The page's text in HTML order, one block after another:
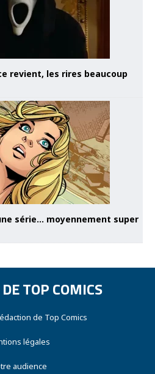
revient, les rires beaucoup
série… moyennement super
TOP COMICS
de Top Comics
légales
audience